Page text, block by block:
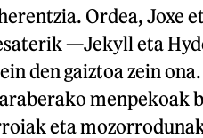
Ordea, Joxe
—Jekyll eta
den gaiztoa zein
menpekoak
eta